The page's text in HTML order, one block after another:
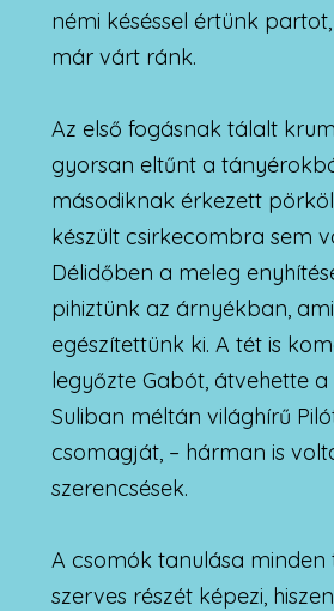
némi késéssel értünk
már várt ránk.
Az első fogásnak tálalt
gyorsan eltűnt a
másodiknak érkezett
készült csirkecombra sem
Délidőben a meleg
pihiztünk az árnyékban,
egészítettünk ki. A tét is
legyőzte Gabót, átvehette
Suliban méltán világhírű
csomagját, – hárman is
szerencsések.
A csomók tanulása
szerves részét képezi,